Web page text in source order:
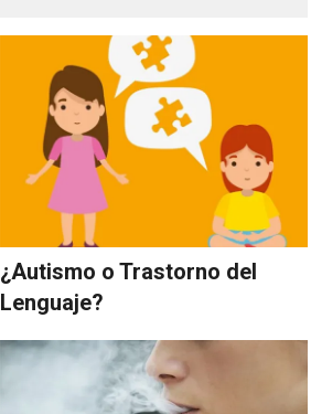
¿Autismo o Trastorno del
Lenguaje?